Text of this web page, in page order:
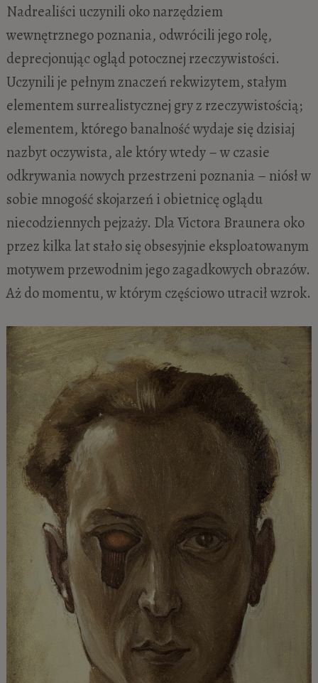
Nadrealiści uczynili oko narzędziem
wewnętrznego poznania, odwrócili jego rolę,
deprecjonując ogląd potocznej rzeczywistości.
Uczynili je pełnym znaczeń rekwizytem, stałym
elementem surrealistycznej gry z rzeczywistością;
elementem, którego banalność wydaje się dzisiaj
nazbyt oczywista, ale który wtedy – w czasie
odkrywania nowych przestrzeni poznania – niósł w
sobie mnogość skojarzeń i obietnicę oglądu
niecodziennych pejzaży. Dla Victora Braunera oko
przez kilka lat stało się obsesyjnie eksploatowanym
motywem przewodnim jego zagadkowych obrazów.
Aż do momentu, w którym częściowo utracił wzrok.